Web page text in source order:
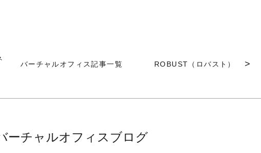
バーチャルオフィス記事一覧 ROBUST（ロバスト）
ーチャルオフィスブログ